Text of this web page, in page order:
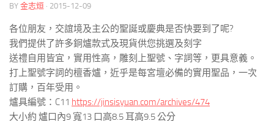
BY 金志烜 · 2015-12-09
各位朋友，交誼境及主公的聖誕或慶典是否快要到了呢?
我們提供了許多銅爐款式及現貨供您挑選及刻字
送禮自用皆宜，實用性高，雕刻上聖號、字詞等，更具意義。
打上聖號字詞的檀香爐，近乎是每宮壇必備的實用聖品，一次
訂購，百年受用。
爐具編號：C11 https://jinsisyuan.com/archives/474
大小約 爐口內9 寬13 口高8.5 耳高9.5 公分